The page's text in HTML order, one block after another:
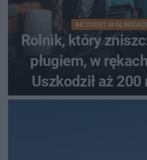
INCYDENT W
Rolnik, który
pługiem, w
Uszkodził aż
nowej